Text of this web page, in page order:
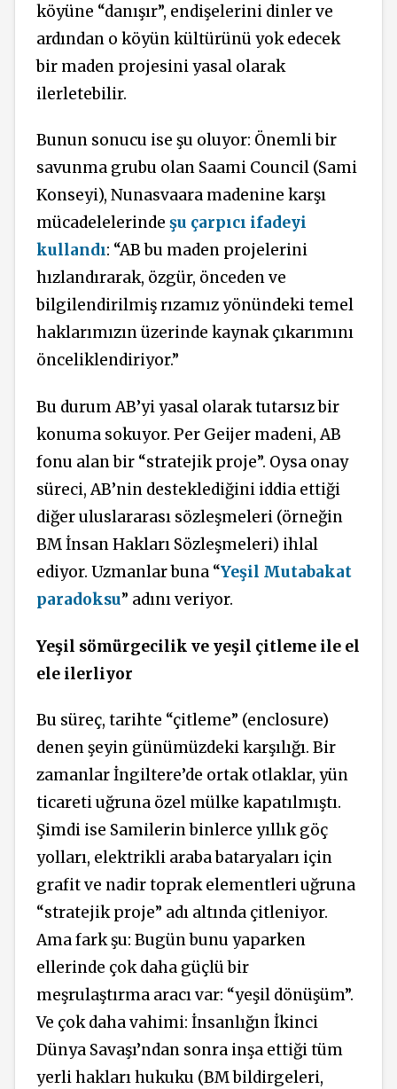
köyüne “danışır”, endişelerini dinler ve
ardından o köyün kültürünü yok edecek
bir maden projesini yasal olarak
ilerletebilir.
Bunun sonucu ise şu oluyor: Önemli bir
savunma grubu olan Saami Council (Sami
Konseyi), Nunasvaara madenine karşı
mücadelelerinde şu çarpıcı ifadeyi
kullandı: “AB bu maden projelerini
hızlandırarak, özgür, önceden ve
bilgilendirilmiş rızamız yönündeki temel
haklarımızın üzerinde kaynak çıkarımını
önceliklendiriyor.”
Bu durum AB’yi yasal olarak tutarsız bir
konuma sokuyor. Per Geijer madeni, AB
fonu alan bir “stratejik proje”. Oysa onay
süreci, AB’nin desteklediğini iddia ettiği
diğer uluslararası sözleşmeleri (örneğin
BM İnsan Hakları Sözleşmeleri) ihlal
ediyor. Uzmanlar buna “Yeşil Mutabakat
paradoksu” adını veriyor.
Yeşil sömürgecilik ve yeşil çitleme ile el
ele ilerliyor
Bu süreç, tarihte “çitleme” (enclosure)
denen şeyin günümüzdeki karşılığı. Bir
zamanlar İngiltere’de ortak otlaklar, yün
ticareti uğruna özel mülke kapatılmıştı.
Şimdi ise Samilerin binlerce yıllık göç
yolları, elektrikli araba bataryaları için
grafit ve nadir toprak elementleri uğruna
“stratejik proje” adı altında çitleniyor.
Ama fark şu: Bugün bunu yaparken
ellerinde çok daha güçlü bir
meşrulaştırma aracı var: “yeşil dönüşüm”.
Ve çok daha vahimi: İnsanlığın İkinci
Dünya Savaşı’ndan sonra inşa ettiği tüm
yerli hakları hukuku (BM bildirgeleri,